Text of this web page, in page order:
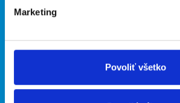
Marketing
Povoliť všetko
Kontakt
Podmienky
Zásady ochrany osobných
údajov
INwork.cz